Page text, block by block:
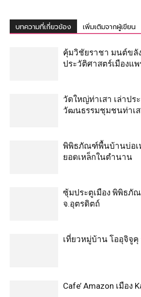
บทความที่เกี่ยวข้อง เพิ่มเติมจากผู้เขียน
คุ้มวิชัยราชา มนต์ขลั
ประวัติศาสตร์เมืองแพ
วัดใหญ่ท่าเสา เล่าปร
วัฒนธรรมชุมชนท่าเส
พิพิธภัณฑ์พื้นบ้านบ่อเ
ยอดเหล็กในตำนาน
ซุ้มประตูเมือง พิพิธภั
จ.อุตรดิตถ์
เที่ยวหมู่บ้าน โออุจิจู
Cafe’ Amazon เมือง